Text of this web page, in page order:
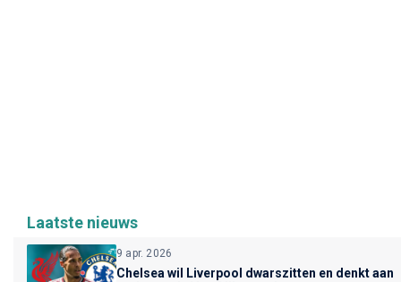
Laatste nieuws
9 apr. 2026
Chelsea wil Liverpool dwarszitten en denkt aan